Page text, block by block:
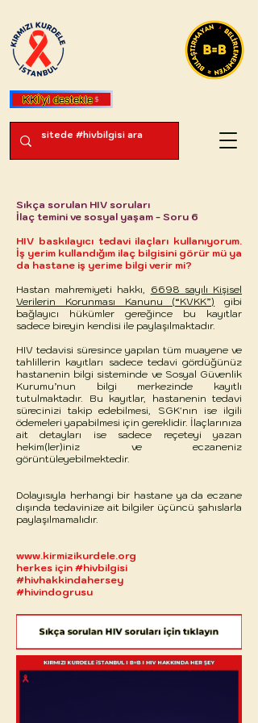
KKİ'yi destekle
Sıkça sorulan HIV soruları
İlaç temini ve sosyal yaşam - Soru 6
HIV baskılayıcı tedavi ilaçları kullanıyorum.
İş yerim kullandığım ilaç bilgisini görür mü ya
da hastane iş yerime bilgi verir mi?
Hastan mahremiyeti hakkı, 6698 sayılı Kişisel
Verilerin Korunması Kanunu (“KVKK”) gibi
bağlayıcı hükümler gereğince bu kayıtlar
sadece bireyin kendisi ile paylaşılmaktadır.
HIV tedavisi süresince yapılan tüm muayene ve
tahlillerin kayıtları sadece tedavi gördüğünüz
hastanenin bilgi sisteminde ve Sosyal Güvenlik
Kurumu’nun bilgi merkezinde kayıtlı
tutulmaktadır. Bu kayıtlar, hastanenin tedavi
sürecinizi takip edebilmesi, SGK'nın ise ilgili
ödemeleri yapabilmesi için gereklidir. İlaçlarınıza
ait detayları ise sadece reçeteyi yazan
hekim(ler)iniz ve eczaneniz
görüntüleyebilmektedir.
Dolayısıyla herhangi bir hastane ya da eczane
dışında tedavinize ait bilgiler üçüncü şahıslarla
paylaşılmamalıdır.
www.kirmizikurdele.org
herkes için #hivbilgisi
#hivhakkindahersey
#hivindogrusu